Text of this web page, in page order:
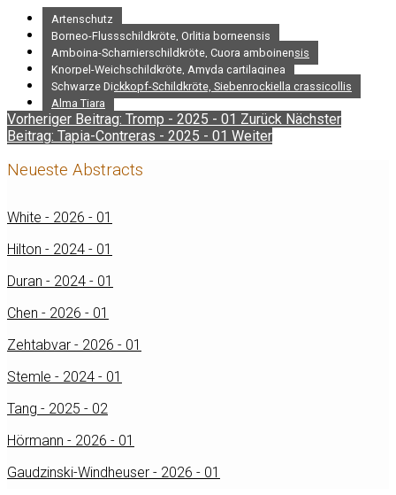
Artenschutz
Borneo-Flussschildkröte, Orlitia borneensis
Amboina-Scharnierschildkröte, Cuora amboinensis
Knorpel-Weichschildkröte, Amyda cartilaginea
Schwarze Dickkopf-Schildkröte, Siebenrockiella crassicollis
Alma Tiara
Vorheriger Beitrag: Tromp - 2025 - 01 Zurück Nächster
Beitrag: Tapia-Contreras - 2025 - 01 Weiter
Neueste Abstracts
White - 2026 - 01
Hilton - 2024 - 01
Duran - 2024 - 01
Chen - 2026 - 01
Zehtabvar - 2026 - 01
Stemle - 2024 - 01
Tang - 2025 - 02
Hörmann - 2026 - 01
Gaudzinski-Windheuser - 2026 - 01